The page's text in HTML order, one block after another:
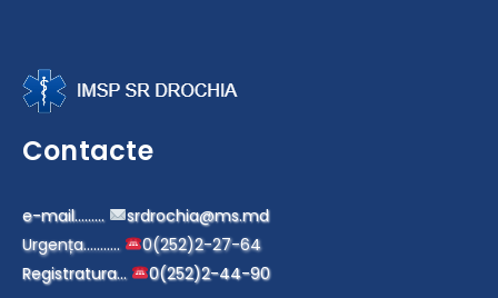
Contacte
e-mail………
srdrochia@ms.md
Urgența………..
0(252)2-27-64
Registratura…
0(252)2-44-90